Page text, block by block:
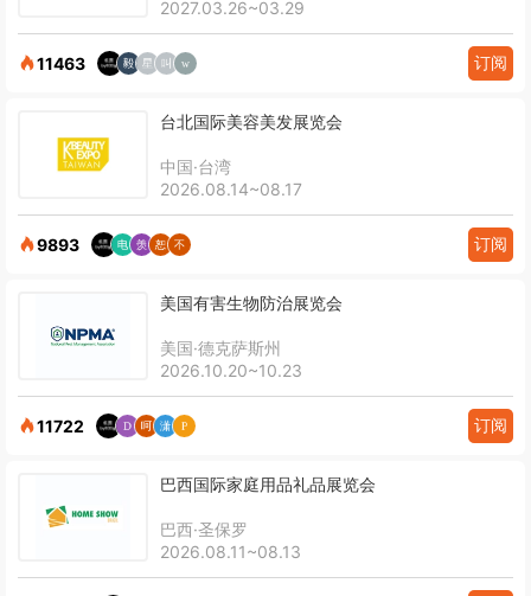
2027.03.26~03.29
11463 订阅
台北国际美容美发展览会
中国·台湾
2026.08.14~08.17
9893 订阅
美国有害生物防治展览会
美国·德克萨斯州
2026.10.20~10.23
11722 订阅
巴西国际家庭用品礼品展览会
巴西·圣保罗
2026.08.11~08.13